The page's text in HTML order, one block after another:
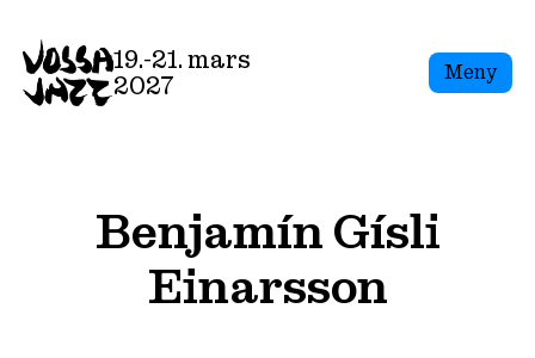
to
content
19.-21. mars
2027
Meny
Benjamín Gísli
Einarsson